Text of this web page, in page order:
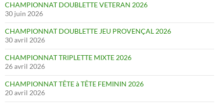
CHAMPIONNAT DOUBLETTE VETERAN 2026
30 juin 2026
CHAMPIONNAT DOUBLETTE JEU PROVENÇAL 2026
30 avril 2026
CHAMPIONNAT TRIPLETTE MIXTE 2026
26 avril 2026
CHAMPIONNAT TÊTE à TÊTE FEMININ 2026
20 avril 2026